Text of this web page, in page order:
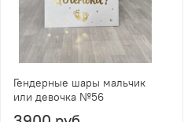
Гендерные шары мальчик
или девочка №56